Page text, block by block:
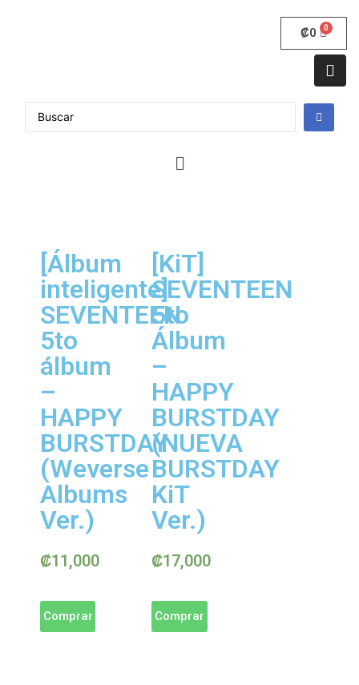
₡0
[Álbum
inteligente]
SEVENTEEN
5to
álbum
–
HAPPY
BURSTDAY
(Weverse
Albums
Ver.)
₡11,000
Comprar
[KiT]
SEVENTEEN
5to
Álbum
–
HAPPY
BURSTDAY
(NUEVA
BURSTDAY
KiT
Ver.)
₡17,000
Comprar